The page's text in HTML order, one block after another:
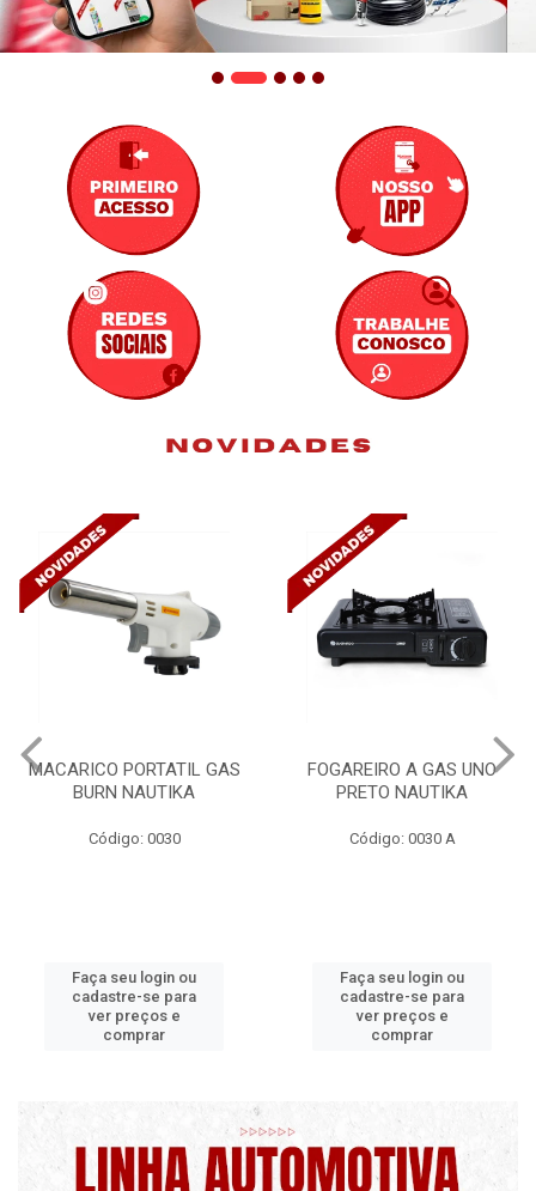
FOGAREIRO A GAS UNO
PRETO NAUTIKA
Código: 0030 A
Faça seu login ou
cadastre-se para
ver preços e
comprar
CANALETA 20X10X2M
C/DIVISORIA C/DUPLA FACE
Código: 4990
Faça seu login ou
cadastre-se para
ver preços e
comprar